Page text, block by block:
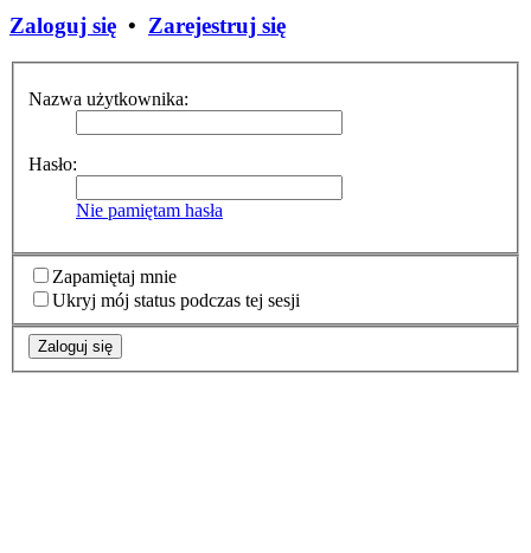
Zaloguj się • Zarejestruj się
Nazwa użytkownika:
Hasło:
Nie pamiętam hasła
Zapamiętaj mnie
Ukryj mój status podczas tej sesji